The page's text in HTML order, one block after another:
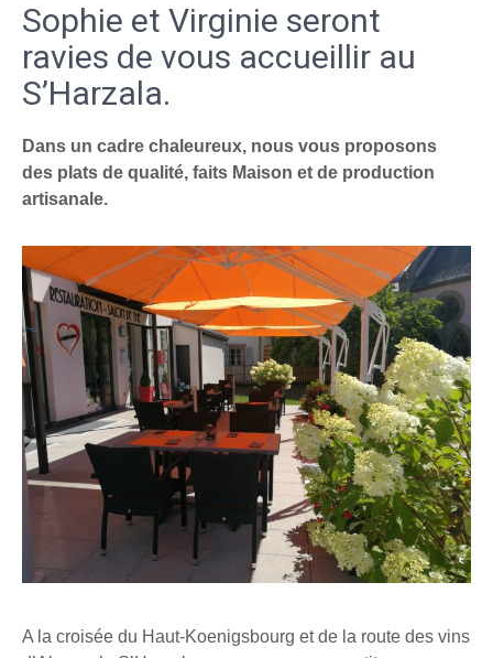
Sophie et Virginie seront
ravies de vous accueillir au
S’Harzala.
Dans un cadre chaleureux, nous vous proposons
des plats de qualité, faits Maison et de production
artisanale.
A la croisée du Haut-Koenigsbourg et de la route des vins